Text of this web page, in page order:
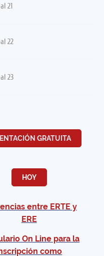
21
22
23
GRATUITA
HOY
entre ERTE y
ERE
On Line para la
como